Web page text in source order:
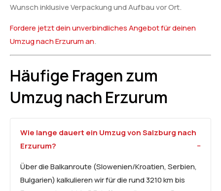
Wunsch inklusive Verpackung und Aufbau vor Ort.
Fordere jetzt dein unverbindliches Angebot für deinen
Umzug nach Erzurum an.
Häufige Fragen zum
Umzug nach Erzurum
Wie lange dauert ein Umzug von Salzburg nach
Erzurum?
Über die Balkanroute (Slowenien/Kroatien, Serbien,
Bulgarien) kalkulieren wir für die rund 3210 km bis